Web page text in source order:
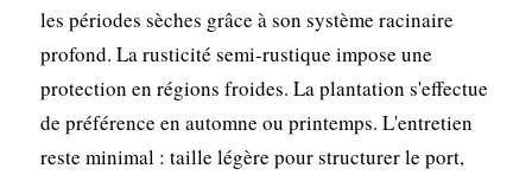
les périodes sèches grâce à son système racinaire
profond. La rusticité semi-rustique impose une
protection en régions froides. La plantation s'effectue
de préférence en automne ou printemps. L'entretien
reste minimal : taille légère pour structurer le port,